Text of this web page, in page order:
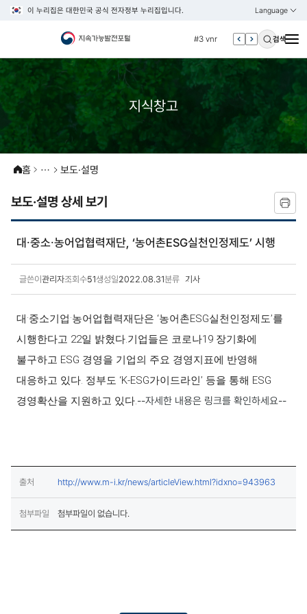
이 누리집은 대한민국 공식 전자정부 누리집입니다. Language
열기
KOREAN
ENGLISH
#3 vnr
#4 관세
#5 esg
#6 빈곤
#5 esg
#6 빈곤
#7 un
검색
지식창고
홈 보도·설명
보도·설명 상세 보기
대⸱중소⸱농어업협력재단, ‘농어촌ESG실천인정제도’ 시행
글쓴이관리자조회수51생성일2022.08.31분류 기사
대⸱중소기업⸱농어업협력재단은 ‘농어촌ESG실천인정제도’를
시행한다고 22일 밝혔다.기업들은 코로나19 장기화에
불구하고 ESG 경영을 기업의 주요 경영지표에 반영해
대응하고 있다. 정부도 ‘K-ESG가이드라인’ 등을 통해 ESG
경영확산을 지원하고 있다.--자세한 내용은 링크를 확인하세요--
출처 http://www.m-i.kr/news/articleView.html?idxno=943963
첨부파일 첨부파일이 없습니다.